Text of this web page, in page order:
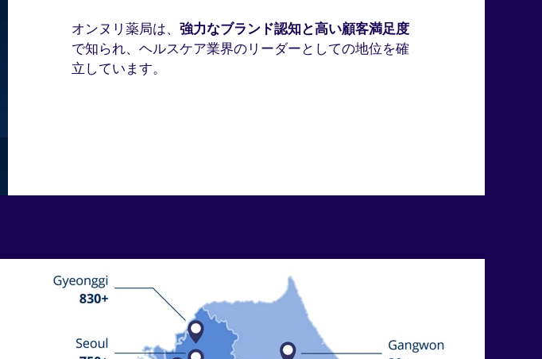
オンヌリ薬局は、 強力なブランド認知と高い顧客満足度
で知られ、ヘルスケア業界のリーダーとしての地位を確
立しています。